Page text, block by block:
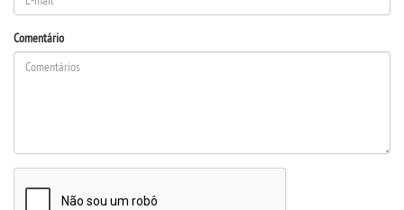
REGULAMENTOS
Comentário